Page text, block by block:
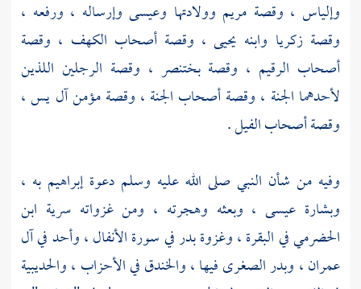
وإلياس ، وقصة مريم وولادتها وعيسى وإرساله ، ورفعه ،
وقصةزكريا وابنه يحيى ، وقصةأصحاب الكهف ، وقصة
أصحاب الرقيم ، وقصةبختنصر ، وقصة الرجلين اللذين
لأحدهما الجنة ، وقصة أصحاب الجنة ، وقصة مؤمنآل يس،
وقصةأصحاب الفيل.
وفيه من شأن النبي صلى الله عليه وسلم دعوةإبراهيم به ،
وبشارة عيسى ، وبعثه وهجرته ، ومن غزواته سرية ابن
الحضرميفي البقرة ، وغزوة بدر في سورة الأنفال ، وأحد في آل
عمران ، وبدر الصغرى فيها ، والخندق في الأحزاب ،والحديبية